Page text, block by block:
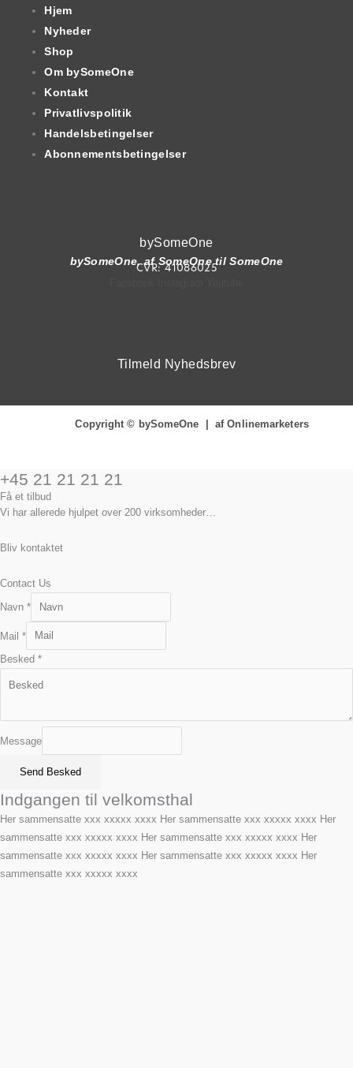
Hjem
Nyheder
Shop
Om bySomeOne
Kontakt
Privatlivspolitik
Handelsbetingelser
Abonnementsbetingelser
bySomeOne
bySomeOne, af SomeOne til SomeOne
CVR: 41086025
Tilmeld Nyhedsbrev
Copyright © bySomeOne | af Onlinemarketers
+45 21 21 21 21
Få et tilbud
Vi har allerede hjulpet over 200 virksomheder…
Bliv kontaktet
Contact Us
Navn *
Mail *
Besked *
Message
Send Besked
Indgangen til velkomsthal
Her sammensatte xxx xxxxx xxxx Her sammensatte xxx xxxxx xxxx Her
sammensatte xxx xxxxx xxxx Her sammensatte xxx xxxxx xxxx Her
sammensatte xxx xxxxx xxxx Her sammensatte xxx xxxxx xxxx Her
sammensatte xxx xxxxx xxxx